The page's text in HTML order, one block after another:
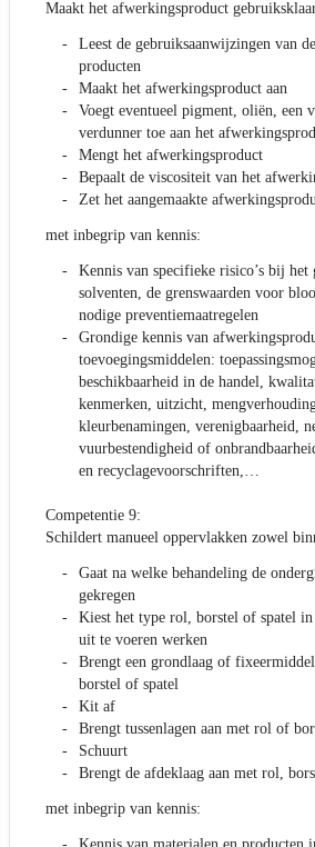
Maakt het afwerkingsproduct
Leest de gebruiksaanwijzingen van
producten
Maakt het afwerkingsproduct aan
Voegt eventueel pigment, oliën, een
verdunner toe aan het
Mengt het afwerkingsproduct
Bepaalt de viscositeit van het
Zet het aangemaakte
met inbegrip van kennis:
Kennis van specifieke risico’s bij het
solventen, de grenswaarden voor
nodige preventiemaatregelen
Grondige kennis van
toevoegingsmiddelen:
beschikbaarheid in de handel,
kenmerken, uitzicht,
kleurbenamingen, verenigbaarheid,
vuurbestendigheid of
en recyclagevoorschriften,…
Competentie 9:
Schildert manueel oppervlakken zowel
Gaat na welke behandeling de
gekregen
Kiest het type rol, borstel of spatel
uit te voeren werken
Brengt een grondlaag of
borstel of spatel
Kit af
Brengt tussenlagen aan met rol of
Schuurt
Brengt de afdeklaag aan met rol,
met inbegrip van kennis: